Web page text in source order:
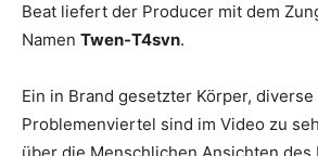
Beat liefert der Producer mit dem
Namen Twen-T4svn.
Ein in Brand gesetzter Körper,
Problemenviertel sind im Video zu